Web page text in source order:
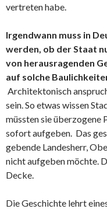
vertreten habe.
Irgendwann muss in
werden, ob der Staat
von herausragenden
auf solche
Architektonisch
sein. So etwas wissen
müssten sie
sofort aufgeben. Das
gebende Landesherr,
nicht aufgeben möchte.
Decke.
Die Geschichte lehrt